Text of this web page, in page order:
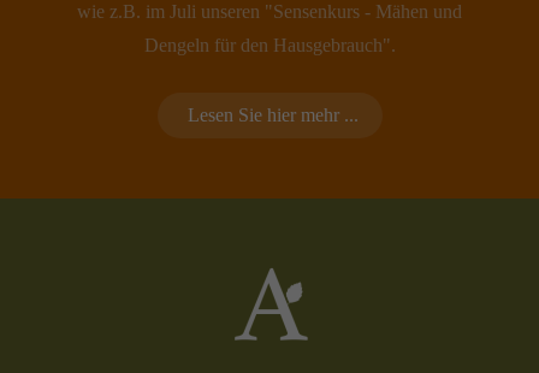
wie z.B. im Juli unseren "Sensenkurs - Mähen und
Dengeln für den Hausgebrauch".
Lesen Sie hier mehr ...